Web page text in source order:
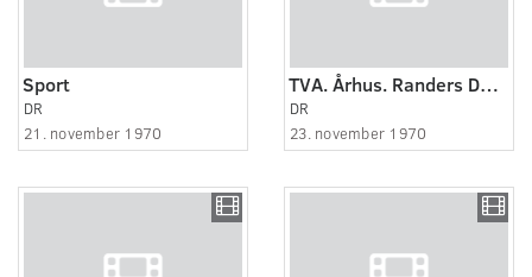
Sport
DR
21. november 1970
TVA. Århus. Randers Dagblad
DR
23. november 1970